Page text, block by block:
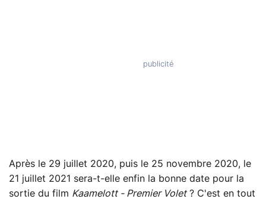
Après le 29 juillet 2020, puis le 25 novembre 2020, le
21 juillet 2021 sera-t-elle enfin la bonne date pour la
sortie du film Kaamelott - Premier Volet? C'est en tout